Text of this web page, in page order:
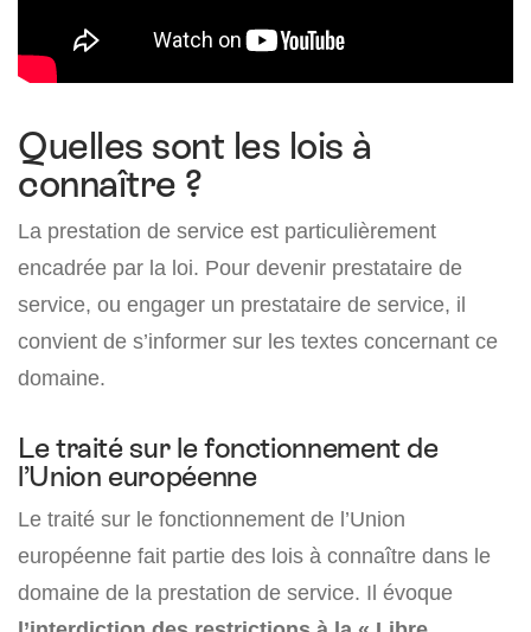
Quelles sont les lois à
connaître ?
La prestation de service est particulièrement
encadrée par la loi. Pour devenir prestataire de
service, ou engager un prestataire de service, il
convient de s’informer sur les textes concernant ce
domaine.
Le traité sur le fonctionnement de
l’Union européenne
Le traité sur le fonctionnement de l’Union
européenne fait partie des lois à connaître dans le
domaine de la prestation de service. Il évoque